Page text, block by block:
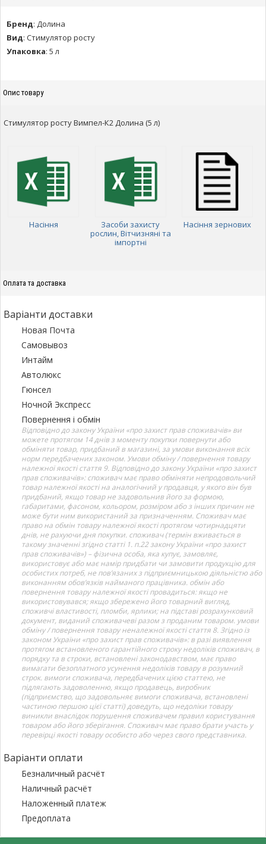
Бренд: Долина
Вид: Стимулятор росту
Упаковка: 5 л
Опис товару
Стимулятор росту Вимпел-К2 Долина (5 л)
Насіння
Засоби захисту
рослин, Вітчизняні та
імпортні
Насіння зернових
Оплата та доставка
Варіанти доставки
Новая Почта
Самовывоз
Интайм
Автолюкс
Гюнсел
Ночной Экспресс
Повернення і обмін
Відповідно до закону України «про захист прав споживачів» ви
можете протягом 14 днів з моменту покупки повернути або
обміняти товар, придбаний в магазині, за умови виконання всіх
норм передбачених законом. Умови обміну / повернення товару
належної якості стаття 9. Відповідно до закону України «про захист
прав споживачів»: споживач має право обміняти непродовольчий
товар належної якості на аналогічний у продавця, у якого він був
придбаний, якщо товар не задовольнив його за формою,
габаритами, фасоном, кольором, розміром або з інших причин не
може бути ним використаний за призначенням. Споживач має
право на обмін товару належної якості протягом чотирнадцяти
днів, не рахуючи дня покупки. споживач (термін вживається в
такому значенні згідно статті 1. п.22 закону України «про захист
прав споживачів») – фізична особа, яка купує, замовляє,
використовує або має намір придбати чи замовити продукцію для
особистих потреб, не пов’язаних з підприємницькою діяльністю або
виконанням обов’язків найманого працівника. обмін або
повернення товару належної якості провадиться: якщо не
використовувався; якщо збережено його товарний вигляд,
споживчі властивості, пломби, ярлики; на підставі розрахунковий
документ, виданий споживачеві разом з проданим товаром. умови
обміну / повернення товару неналежної якості стаття 8. Згідно із
законом України «про захист прав споживачів»: в разі виявлення
протягом встановленого гарантійного строку недоліків споживач, в
порядку та в строки, встановлені законодавством, має право
вимагати безоплатного усунення недоліків товару в розумний
строк. вимоги споживача, передбачених цією статтею, не
підлягають задоволенню, якщо продавець, виробник
(підприємство, що задовольняє вимоги споживача, встановлені
частиною першою цієї статті) доведуть, що недоліки товару
виникли внаслідок порушення споживачем правил користування
товаром або його зберігання. Споживач має право брати участь у
перевірці якості товару особисто або через свого представника.
Варіанти оплати
Безналичный расчёт
Наличный расчёт
Наложенный платеж
Предоплата